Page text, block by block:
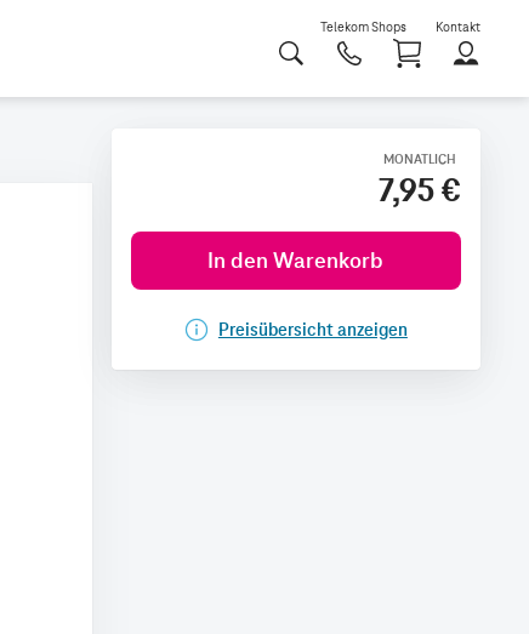
Telekom Shops Kontakt
MONATLICH
7,95 €
In den Warenkorb
Preisübersicht anzeigen